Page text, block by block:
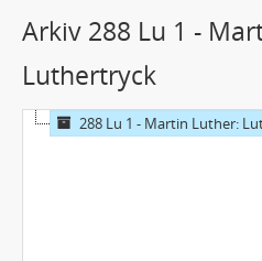
Arkiv 288 Lu 1 -
Luthertryck
288 Lu 1 - Martin Luther: